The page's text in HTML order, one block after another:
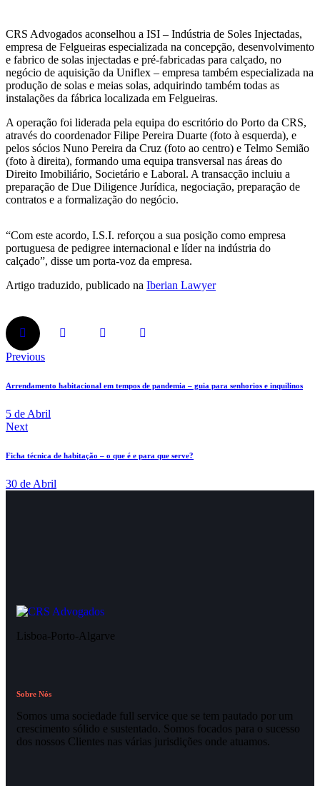
CRS Advogados aconselhou a ISI – Indústria de Soles Injectadas,
empresa de Felgueiras especializada na concepção, desenvolvimento
e fabrico de solas injectadas e pré-fabricadas para calçado, no
negócio de aquisição da Uniflex – empresa também especializada na
produção de solas e meias solas, adquirindo também todas as
instalações da fábrica localizada em Felgueiras.
A operação foi liderada pela equipa do escritório do Porto da CRS,
através do coordenador Filipe Pereira Duarte (foto à esquerda), e
pelos sócios Nuno Pereira da Cruz (foto ao centro) e Telmo Semião
(foto à direita), formando uma equipa transversal nas áreas do
Direito Imobiliário, Societário e Laboral. A transacção incluiu a
preparação de Due Diligence Jurídica, negociação, preparação de
contratos e a formalização do negócio.
“Com este acordo, I.S.I. reforçou a sua posição como empresa
portuguesa de pedigree internacional e líder na indústria do
calçado”, disse um porta-voz da empresa.
Artigo traduzido, publicado na Iberian Lawyer
Previous
Arrendamento habitacional em tempos de pandemia – guia para senhorios e inquilinos
5 de Abril
Next
Ficha técnica de habitação – o que é e para que serve?
30 de Abril
Lisboa-Porto-Algarve
Sobre Nós
Somos uma sociedade full service que se tem pautado por um
crescimento sólido e sustentado. Somos focados para o sucesso
dos nossos Clientes nas várias jurisdições onde atuamos.